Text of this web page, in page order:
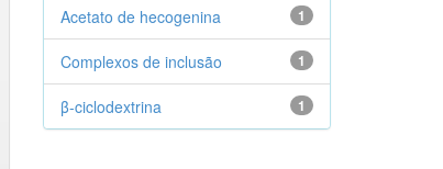
1
Acetato de hecogenina
1
Complexos de inclusão
1
β-ciclodextrina